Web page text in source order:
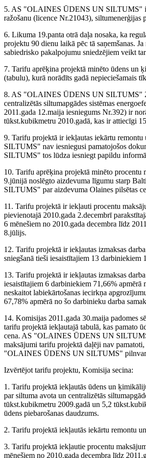
5. AS "OLAINES ŪDENS UN SILTUMS" ir
ražošanu (licence Nr.21043),
6. Likuma 19.panta otrā daļa nosaka, ka
projektu 90 dienu laikā pēc tā saņemšanas.
sabiedrisko pakalpojumu sniedzējiem veikt
7. Tarifu aprēķina projektā minēto ūdens
(tabulu), kurā norādīts gadā nepieciešamais
8. AS "OLAINES ŪDENS UN SILTUMS"
centralizētās siltumapgādes sistēmas
2011.gada 12.maija iesniegums Nr.392) ir
tūkst.kubikmetru 2010.gadā, kas ir attiecīgi
9. Tarifu projektā ir iekļautas iekārtu
SILTUMS" nav iesniegusi pamatojošos
SILTUMS" tos lūdza iesniegt papildu
10. Tarifu aprēķina projektā minēto
9.jūnijā noslēgto aizdevuma līgumu starp
SILTUMS" par aizdevuma Olaines pilsētas
11. Tarifu projektā ir iekļauti procentu
pievienotajā 2010.gada 2.decembrī
6 mēnešiem no 2010.gada decembra līdz
8.jūlijs.
12. Tarifu projektā ir iekļautas izmaksas
sniegšanā tieši iesaistītajiem 13 darbiniekiem
13. Tarifu projektā ir iekļautas izmaksas
iesaistītajiem 6 darbiniekiem 71,66% apmērā
neskaitot labiekārtošanas iecirkņa
67,78% apmērā no šo darbinieku darba
14. Komisijas 2011.gada 30.maija
tarifu projektā iekļautajā tabulā, kas pamato
cena. AS "OLAINES ŪDENS UN
maksājumi tarifu projektā daļēji nav
"OLAINES ŪDENS UN SILTUMS"
Izvērtējot tarifu projektu, Komisija secina:
1. Tarifu projektā iekļautās ūdens un
par siltuma avota un centralizētās
tūkst.kubikmetru 2009.gadā un 5,2
ūdens piebarošanas daudzums.
2. Tarifu projektā iekļautās iekārtu remontu
3. Tarifu projektā iekļautie procentu
mēnešiem no 2010.gada decembra līdz